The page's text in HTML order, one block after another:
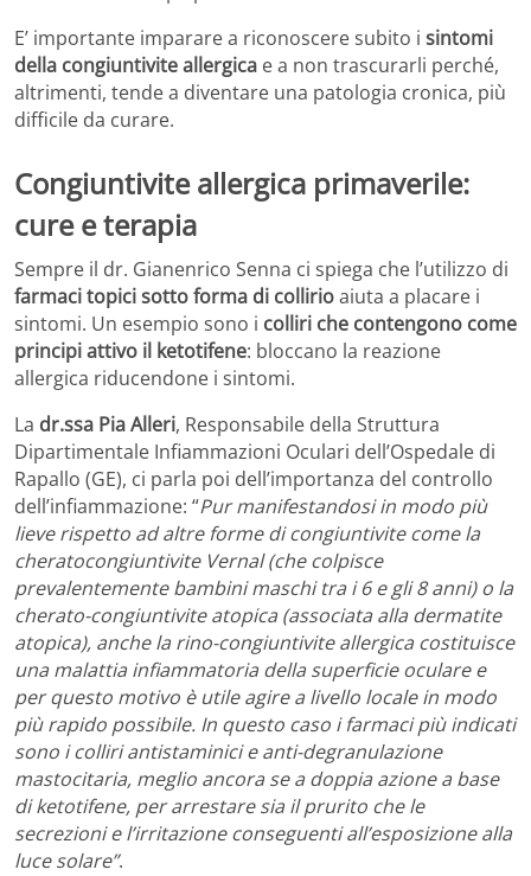
E’ importante imparare a riconoscere subito i sintomi
della congiuntivite allergica e a non trascurarli perché,
altrimenti, tende a diventare una patologia cronica, più
difficile da curare.
Congiuntivite allergica primaverile:
cure e terapia
Sempre il dr. Gianenrico Senna ci spiega che l’utilizzo di
farmaci topici sotto forma di collirioaiuta a placare i
sintomi. Un esempio sono i colliri che contengono come
principi attivo il ketotifene: bloccano la reazione
allergica riducendone i sintomi.
La dr.ssa Pia Alleri, Responsabile della Struttura
Dipartimentale Infiammazioni Oculari dell’Ospedale di
Rapallo (GE), ci parla poi dell’importanza del controllo
dell’infiammazione: “Pur manifestandosi in modo più
lieve rispetto ad altre forme di congiuntivite come la
cheratocongiuntivite Vernal (che colpisce
prevalentemente bambini maschi tra i 6 e gli 8 anni) o la
cherato-congiuntivite atopica (associata alla dermatite
atopica), anche la rino-congiuntivite allergica costituisce
una malattia infiammatoria della superficie oculare e
per questo motivo è utile agire a livello locale in modo
più rapido possibile. In questo caso i farmaci più indicati
sono i colliri antistaminici e anti-degranulazione
mastocitaria, meglio ancora se a doppia azione a base
di ketotifene, per arrestare sia il prurito che le
secrezioni e l’irritazione conseguenti all’esposizione alla
luce solare”.